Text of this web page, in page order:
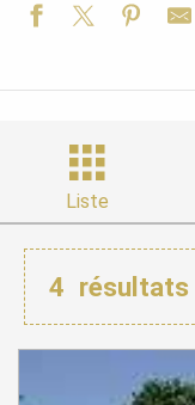
Liste
4 résultats